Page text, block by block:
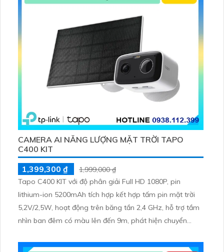
CAMERA AI NĂNG LƯỢNG MẶT TRỜI TAPO
C400 KIT
1,399,300 ₫
1,999,000 ₫
Tapo C400 KIT với độ phân giải Full HD 1080P, pin
lithium-ion 5200mAh tích hợp kết hợp tấm pin mặt trời
5,2V/2,5W, hoạt động trên băng tần 2,4 GHz, hỗ trợ tầm
nhìn ban đêm có màu lên đến 9m, phát hiện chuyển
thẻ microSD lên đến 512GB